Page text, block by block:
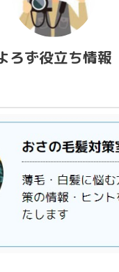
ろず役立ち情報